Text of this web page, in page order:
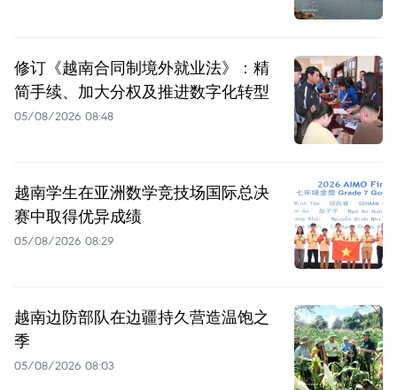
修订《越南合同制境外就业法》：精
简手续、加大分权及推进数字化转型
05/08/2026 08:48
越南学生在亚洲数学竞技场国际总决
赛中取得优异成绩
05/08/2026 08:29
越南边防部队在边疆持久营造温饱之
季
05/08/2026 08:03